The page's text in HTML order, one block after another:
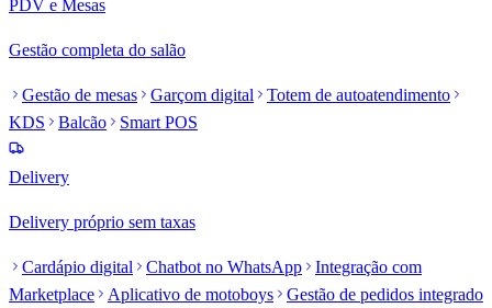
PDV e Mesas
Gestão completa do salão
Gestão de mesas Garçom digital
Totem de autoatendimento
KDS
Balcão Smart POS
Delivery
Delivery próprio sem taxas
Cardápio digital Chatbot no WhatsApp
Integração com
Marketplace
Aplicativo de motoboys Gestão de pedidos integrado